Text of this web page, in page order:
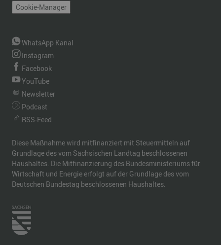
Cookie-Manager
WhatsApp Kanal
Instagram
Facebook
YouTube
Newsletter
Podcast
RSS-Feed
Diese Maßnahme wird mitfinanziert mit Steuermitteln auf
Grundlage des vom Sächsischen Landtag beschlossenen
Haushaltes. Die Mitfinanzierung des Bundesministeriums für
Wirtschaft und Energie erfolgt auf der Grundlage des vom
Deutschen Bundestag beschlossenen Haushaltes.